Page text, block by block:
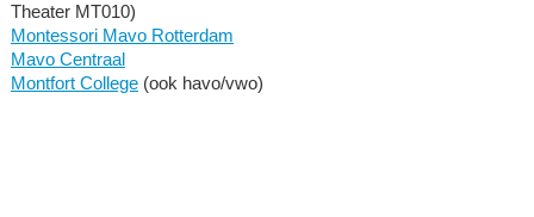
Theater MT010)
Montessori Mavo Rotterdam
Mavo Centraal
Montfort College(ook havo/vwo)